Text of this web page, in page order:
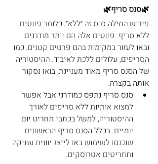
🌿סנס סריף🌿
פירוש המילה סנס זה ״ללא״, כלומר פונטים
ללא סריף. פונטים אלה הם יותר מודרנים
ובאו לעזור במקומות בהם פרטים קטנים, כמו
הסריפים, עלולים ללכת לאיבוד. ההיסטוריה
של הסנס סריף מאוד מעניינת, בואו נסקור
אותה בקצרה:
סנס סריף נתפס כמודרני אבל אפשר
למצוא אותיות ללא סריפים לאורך
ההיסטוריה, למשל בכתבי תחריט יום
יומיים. בכלל הסנס סריף הראשונים
שנכנסו לשימוש באו לייצג יוונית עתיקה
ותחריטים אטרוסקים.